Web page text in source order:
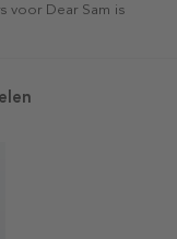
voor Dear Sam is